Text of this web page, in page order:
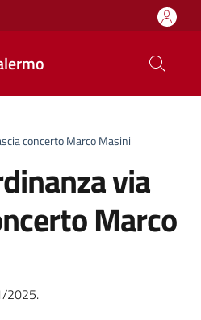
concerto Marco Masini
via
Marco
2025.